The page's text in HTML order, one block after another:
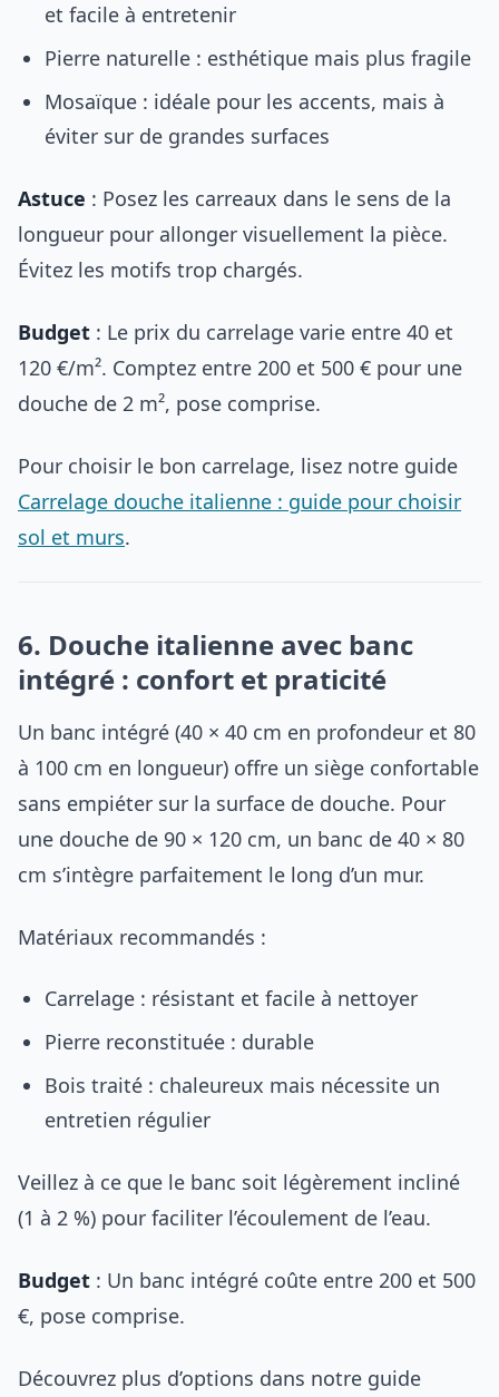
et facile à entretenir
Pierre naturelle : esthétique mais plus fragile
Mosaïque : idéale pour les accents, mais à
éviter sur de grandes surfaces
Astuce : Posez les carreaux dans le sens de la
longueur pour allonger visuellement la pièce.
Évitez les motifs trop chargés.
Budget : Le prix du carrelage varie entre 40 et
120 €/m². Comptez entre 200 et 500 € pour une
douche de 2 m², pose comprise.
Pour choisir le bon carrelage, lisez notre guide
Carrelage douche italienne : guide pour choisir
sol et murs.
6. Douche italienne avec banc
intégré : confort et praticité
Un banc intégré (40 × 40 cm en profondeur et 80
à 100 cm en longueur) offre un siège confortable
sans empiéter sur la surface de douche. Pour
une douche de 90 × 120 cm, un banc de 40 × 80
cm s’intègre parfaitement le long d’un mur.
Matériaux recommandés :
Carrelage : résistant et facile à nettoyer
Pierre reconstituée : durable
Bois traité : chaleureux mais nécessite un
entretien régulier
Veillez à ce que le banc soit légèrement incliné
(1 à 2 %) pour faciliter l’écoulement de l’eau.
Budget : Un banc intégré coûte entre 200 et 500
€, pose comprise.
Découvrez plus d’options dans notre guide